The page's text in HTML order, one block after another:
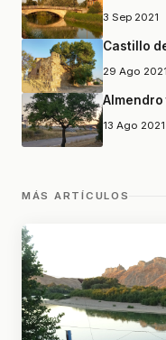
3 Sep 2021
Castillo
29 Ago 2021
Almendro
13 Ago 2021
MÁS ARTÍCULOS